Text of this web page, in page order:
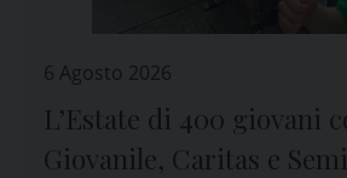
6 Agosto 2026
L’Estate di 400 giovani
Giovanile, Caritas e